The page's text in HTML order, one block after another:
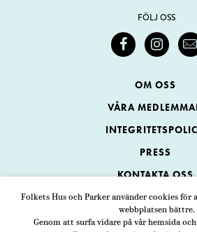
Folkets Hus och Parker använder cookies för
webbplatsen bättre.
Genom att surfa vidare på vår hemsida
FÖLJ OSS
OM OSS
VÅRA
PRESS
KONTAKTA OSS
Folkets Hus och Parker